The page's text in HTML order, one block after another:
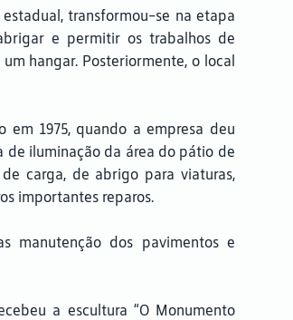
transformou-se na etapa
e permitir os trabalhos de
hangar. Posteriormente, o local
em 1975, quando a empresa deu
de iluminação da área do pátio de
carga, de abrigo para viaturas,
importantes reparos.
manutenção dos pavimentos e
a escultura “O Monumento